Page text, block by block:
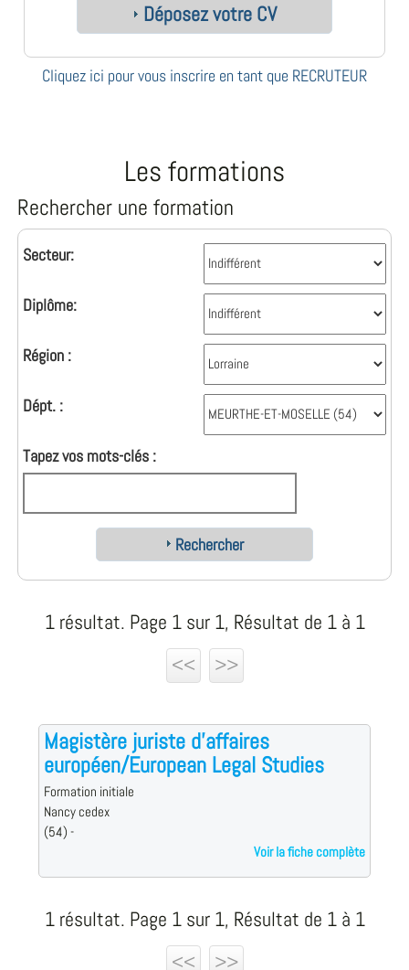
Déposez votre CV
Cliquez ici pour vous inscrire en tant que RECRUTEUR
Les formations
Rechercher une formation
Secteur:
Diplôme:
Région :
Dépt. :
Tapez vos mots-clés :
Rechercher
1 résultat. Page 1 sur 1, Résultat de 1 à 1
<<
>>
Magistère juriste d'affaires
européen/European Legal Studies
Formation initiale
Nancy cedex
(54) -
Voir la fiche complète
1 résultat. Page 1 sur 1, Résultat de 1 à 1
<<
>>